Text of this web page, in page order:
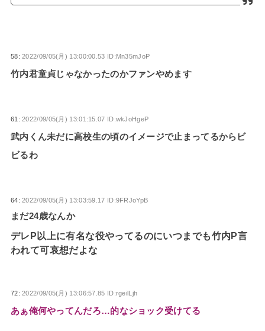
58:2022/09/05(月) 13:00:00.53 ID:Mn35mJoP
竹内君童貞じゃなかったのかファンやめます
61:2022/09/05(月) 13:01:15.07 ID:wkJoHgeP
武内くん未だに高校生の頃のイメージで止まってるからビ
ビるわ
64:2022/09/05(月) 13:03:59.17 ID:9FRJoYpB
まだ24歳なんか
デレP以上に有名な役やってるのにいつまでも竹内P言
われて可哀想だよな
72:2022/09/05(月) 13:06:57.85 ID:rgeilLjh
あぁ俺何やってんだろ…的なショック受けてる